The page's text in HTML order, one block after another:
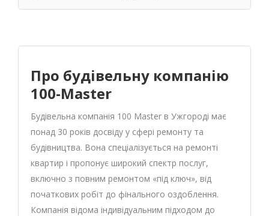
Про будівельну компанію
100-Master
Будівельна компанія 100 Master в Ужгороді має
понад 30 років досвіду у сфері ремонту та
будівництва. Вона спеціалізується на ремонті
квартир і пропонує широкий спектр послуг,
включно з повним ремонтом «під ключ», від
початкових робіт до фінального оздоблення.
Компанія відома індивідуальним підходом до